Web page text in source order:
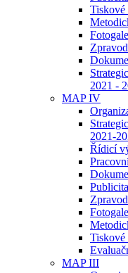
Tiskové
2021 -
MAP IV
2021-
Řídicí
Tiskové
MAP III